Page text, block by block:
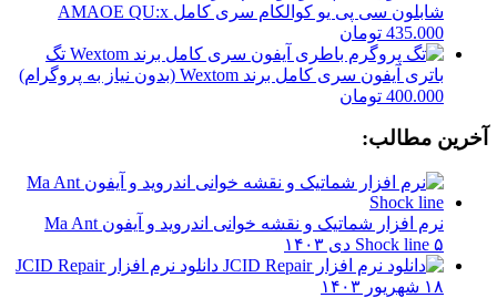
شابلون سی پی یو کوالکام سری کامل AMAOE QU:x
435.000 تومان
تگ
باتری آیفون سری کامل برند Wextom (بدون نیاز به پروگرام)
400.000 تومان
آخرین مطالب:
نرم افزار شماتیک و نقشه خوانی اندروید و آیفون Ma Ant
Shock line ۵ دی ۱۴۰۳
دانلود نرم افزار JCID Repair
۱۸ شهریور ۱۴۰۳